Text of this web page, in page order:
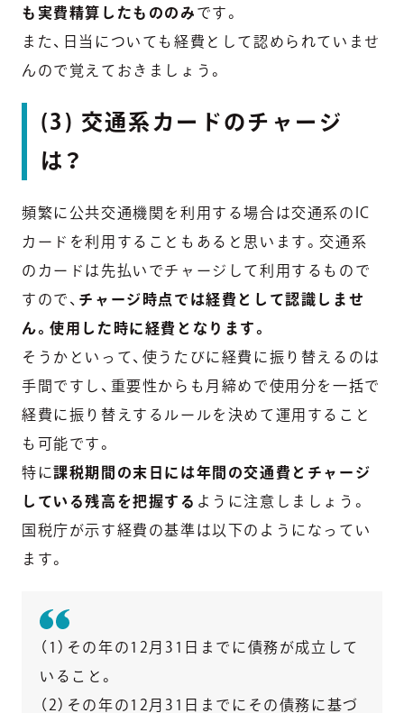
も実費精算したもののみ です。
また、日当についても経費として認められていませ
んので覚えておきましょう。
(3) 交通系カードのチャージ
は？
頻繁に公共交通機関を利用する場合は交通系のIC
カードを利用することもあると思います。交通系
のカードは先払いでチャージして利用するもので
すので、 チャージ時点では経費として認識しませ
ん。使用した時に経費となります。
そうかといって、使うたびに経費に振り替えるのは
手間ですし、重要性からも月締めで使用分を一括で
経費に振り替えするルールを決めて運用すること
も可能です。
特に課税期間の末日には年間の交通費とチャージ
している残高を把握する ように注意しましょう。
国税庁が示す経費の基準は以下のようになってい
ます。
（1）その年の12月31日までに債務が成立して
いること。
（2）その年の12月31日までにその債務に基づ